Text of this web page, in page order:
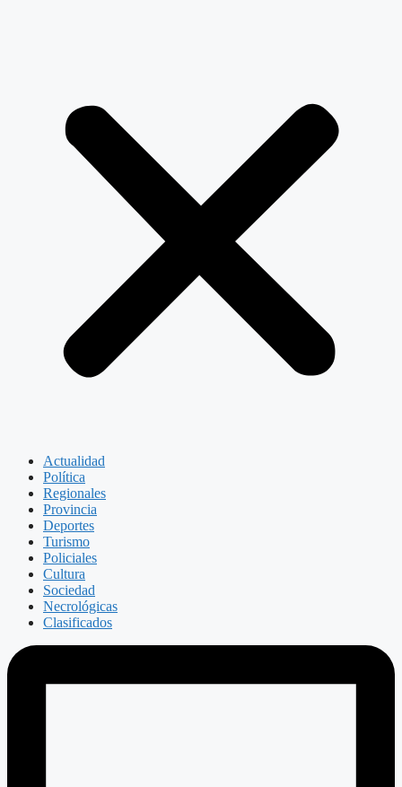
Actualidad
Política
Regionales
Provincia
Deportes
Turismo
Policiales
Cultura
Sociedad
Necrológicas
Clasificados